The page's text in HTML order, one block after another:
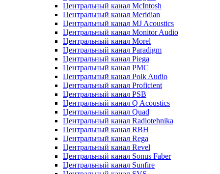
Центральный канал McIntosh
Центральный канал Meridian
Центральный канал MJ Acoustics
Центральный канал Monitor Audio
Центральный канал Morel
Центральный канал Paradigm
Центральный канал Piega
Центральный канал PMC
Центральный канал Polk Audio
Центральный канал Proficient
Центральный канал PSB
Центральный канал Q Acoustics
Центральный канал Quad
Центральный канал Radiotehnika
Центральный канал RBH
Центральный канал Rega
Центральный канал Revel
Центральный канал Sonus Faber
Центральный канал Sunfire